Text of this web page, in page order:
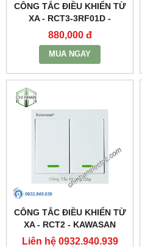
CÔNG TẮC ĐIỀU KHIỂN TỪ
XA - RCT3-3RF01D -
KAWASAN
880,000 đ
MUA NGAY
CÔNG TẮC ĐIỀU KHIỂN TỪ
XA - RCT2 - KAWASAN
Liên hệ 0932.940.939